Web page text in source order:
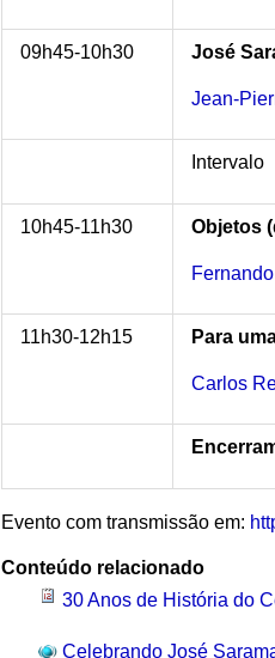
09h45-10h30 José
Jean-
Intervalo
10h45-11h30 Objetos
11h30-12h15 Para
Carlos
Evento com transmissão em:
Conteúdo relacionado
30 Anos de História do
Celebrando José